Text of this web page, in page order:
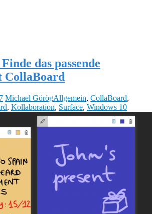
das passende
CollaBoard
Michael GörögAllgemein, CollaBoard,
, Kollaboration, Surface, Windows 10